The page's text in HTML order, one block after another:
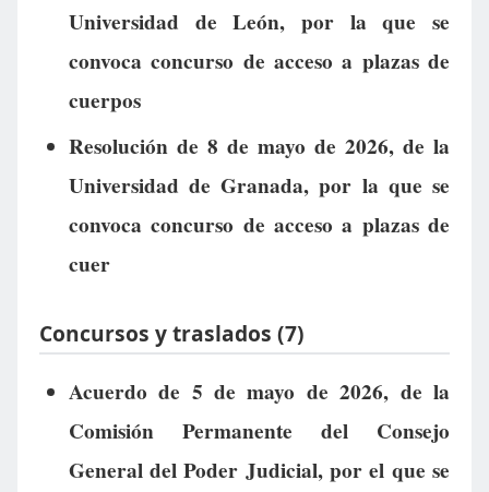
Universidad de León, por la que se
convoca concurso de acceso a plazas de
cuerpos
Resolución de 8 de mayo de 2026, de la
Universidad de Granada, por la que se
convoca concurso de acceso a plazas de
cuer
Concursos y traslados (7)
Acuerdo de 5 de mayo de 2026, de la
Comisión Permanente del Consejo
General del Poder Judicial, por el que se